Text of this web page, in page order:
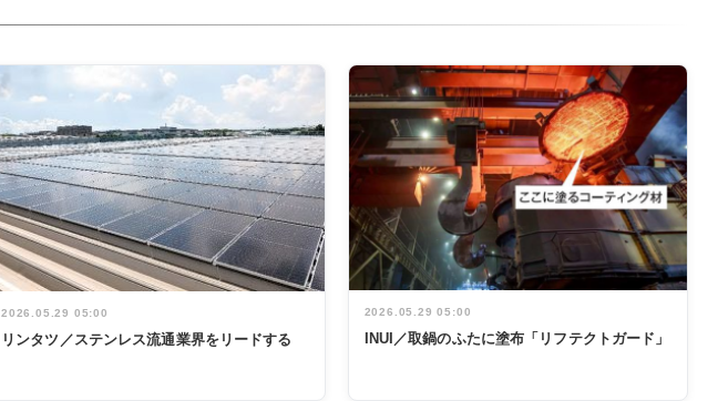
2026.05.29 05:00
リンタツ／ステンレス流通業界をリードする
2026.05.29 05:00
INUI／取鍋のふたに塗布「リフテクトガード」